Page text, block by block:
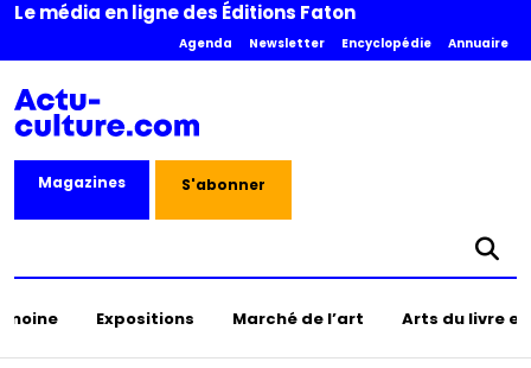
Le média en ligne des Éditions Faton
Agenda Newsletter Encyclopédie Annuaire
Magazines S'abonner
Expositions Marché de l’art Arts du livre